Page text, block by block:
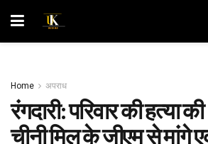
Home अपराध
रंगदारी: परिवार की हत्या
चीनी मिल के जीएम से मांगे